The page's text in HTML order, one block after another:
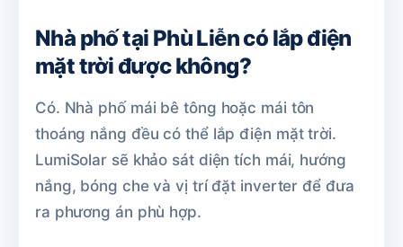
Nhà phố tại Phù Liễn có lắp điện
mặt trời được không?
Có. Nhà phố mái bê tông hoặc mái tôn
thoáng nắng đều có thể lắp điện mặt trời.
LumiSolar sẽ khảo sát diện tích mái, hướng
nắng, bóng che và vị trí đặt inverter để đưa
ra phương án phù hợp.